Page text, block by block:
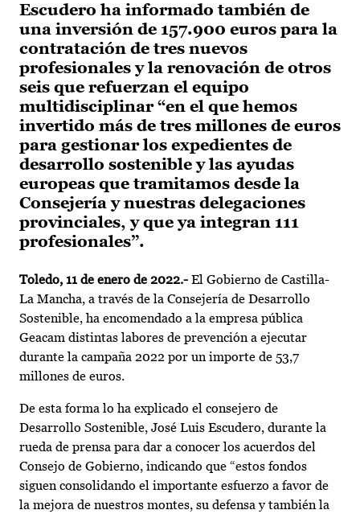
Escudero ha informado también de
una inversión de 157.900 euros para la
contratación de tres nuevos
profesionales y la renovación de otros
seis que refuerzan el equipo
multidisciplinar “en el que hemos
invertido más de tres millones de euros
para gestionar los expedientes de
desarrollo sostenible y las ayudas
europeas que tramitamos desde la
Consejería y nuestras delegaciones
provinciales, y que ya integran 111
profesionales”.
Toledo, 11 de enero de 2022.- El Gobierno de Castilla-
La Mancha, a través de la Consejería de Desarrollo
Sostenible, ha encomendado a la empresa pública
Geacam distintas labores de prevención a ejecutar
durante la campaña 2022 por un importe de 53,7
millones de euros.
De esta forma lo ha explicado el consejero de
Desarrollo Sostenible, José Luis Escudero, durante la
rueda de prensa para dar a conocer los acuerdos del
Consejo de Gobierno, indicando que “estos fondos
siguen consolidando el importante esfuerzo a favor de
la mejora de nuestros montes, su defensa y también la